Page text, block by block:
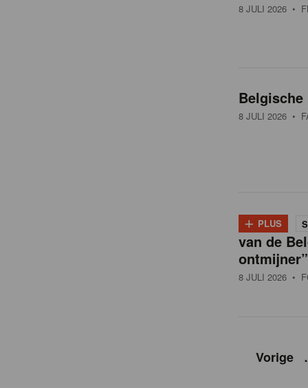
8 JULI 2026 •
8 JULI 2026 •
+ PLUS
van de
ontmijner”
8 JULI 2026 •
Vorige